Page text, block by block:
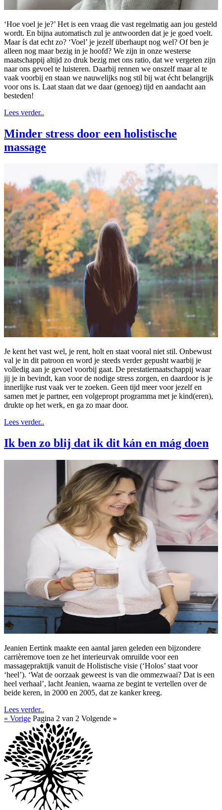
‘Hoe voel je je?’ Het is een vraag die vast regelmatig aan jou gesteld
wordt. En bijna automatisch zul je antwoorden dat je je goed voelt.
Maar ís dat echt zo? ‘Voel’ je jezelf überhaupt nog wel? Of ben je
alleen nog maar bezig in je hoofd? We zijn in onze westerse
maatschappij altijd zo druk bezig met ons ratio, dat we vergeten zijn
naar ons gevoel te luisteren. Daarbij rennen we onszelf maar al te
vaak voorbij en staan we nauwelijks nog stil bij wat écht belangrijk
voor ons is. Laat staan dat we daar (genoeg) tijd en aandacht aan
besteden!
Lees verder..
Minder stress door een holistische
massage
Je kent het vast wel, je rent, holt en staat vooral niet stil. Onbewust
val je in dit patroon en word je steeds verder gepusht waarbij je
volledig aan je gevoel voorbij gaat. De prestatiemaatschappij waar
jij je in bevindt, kan voor de nodige stress zorgen, en daardoor is je
innerlijke rust vaak ver te zoeken. Geen tijd meer voor jezelf en
samen met je partner, een volgepropt programma met je kind(eren),
drukte op het werk, en ga zo maar door.
Lees verder..
Ik ben zo blij dat ik dit kán en mág doen
Jeanien Eertink maakte een aantal jaren geleden een bijzondere
carrièremove toen ze het interieurvak omruilde voor een
massagepraktijk vanuit de Holistische visie (‘Holos’ staat voor
‘heel’). ‘Wat de oorzaak geweest is van die ommezwaai? Dat is een
heel verhaal’, lacht Jeanien, waarna ze begint te vertellen over de
beide keren, in 2000 en 2005, dat ze kanker kreeg.
Lees verder..
« Vorige Pagina 2 van 2 Volgende »